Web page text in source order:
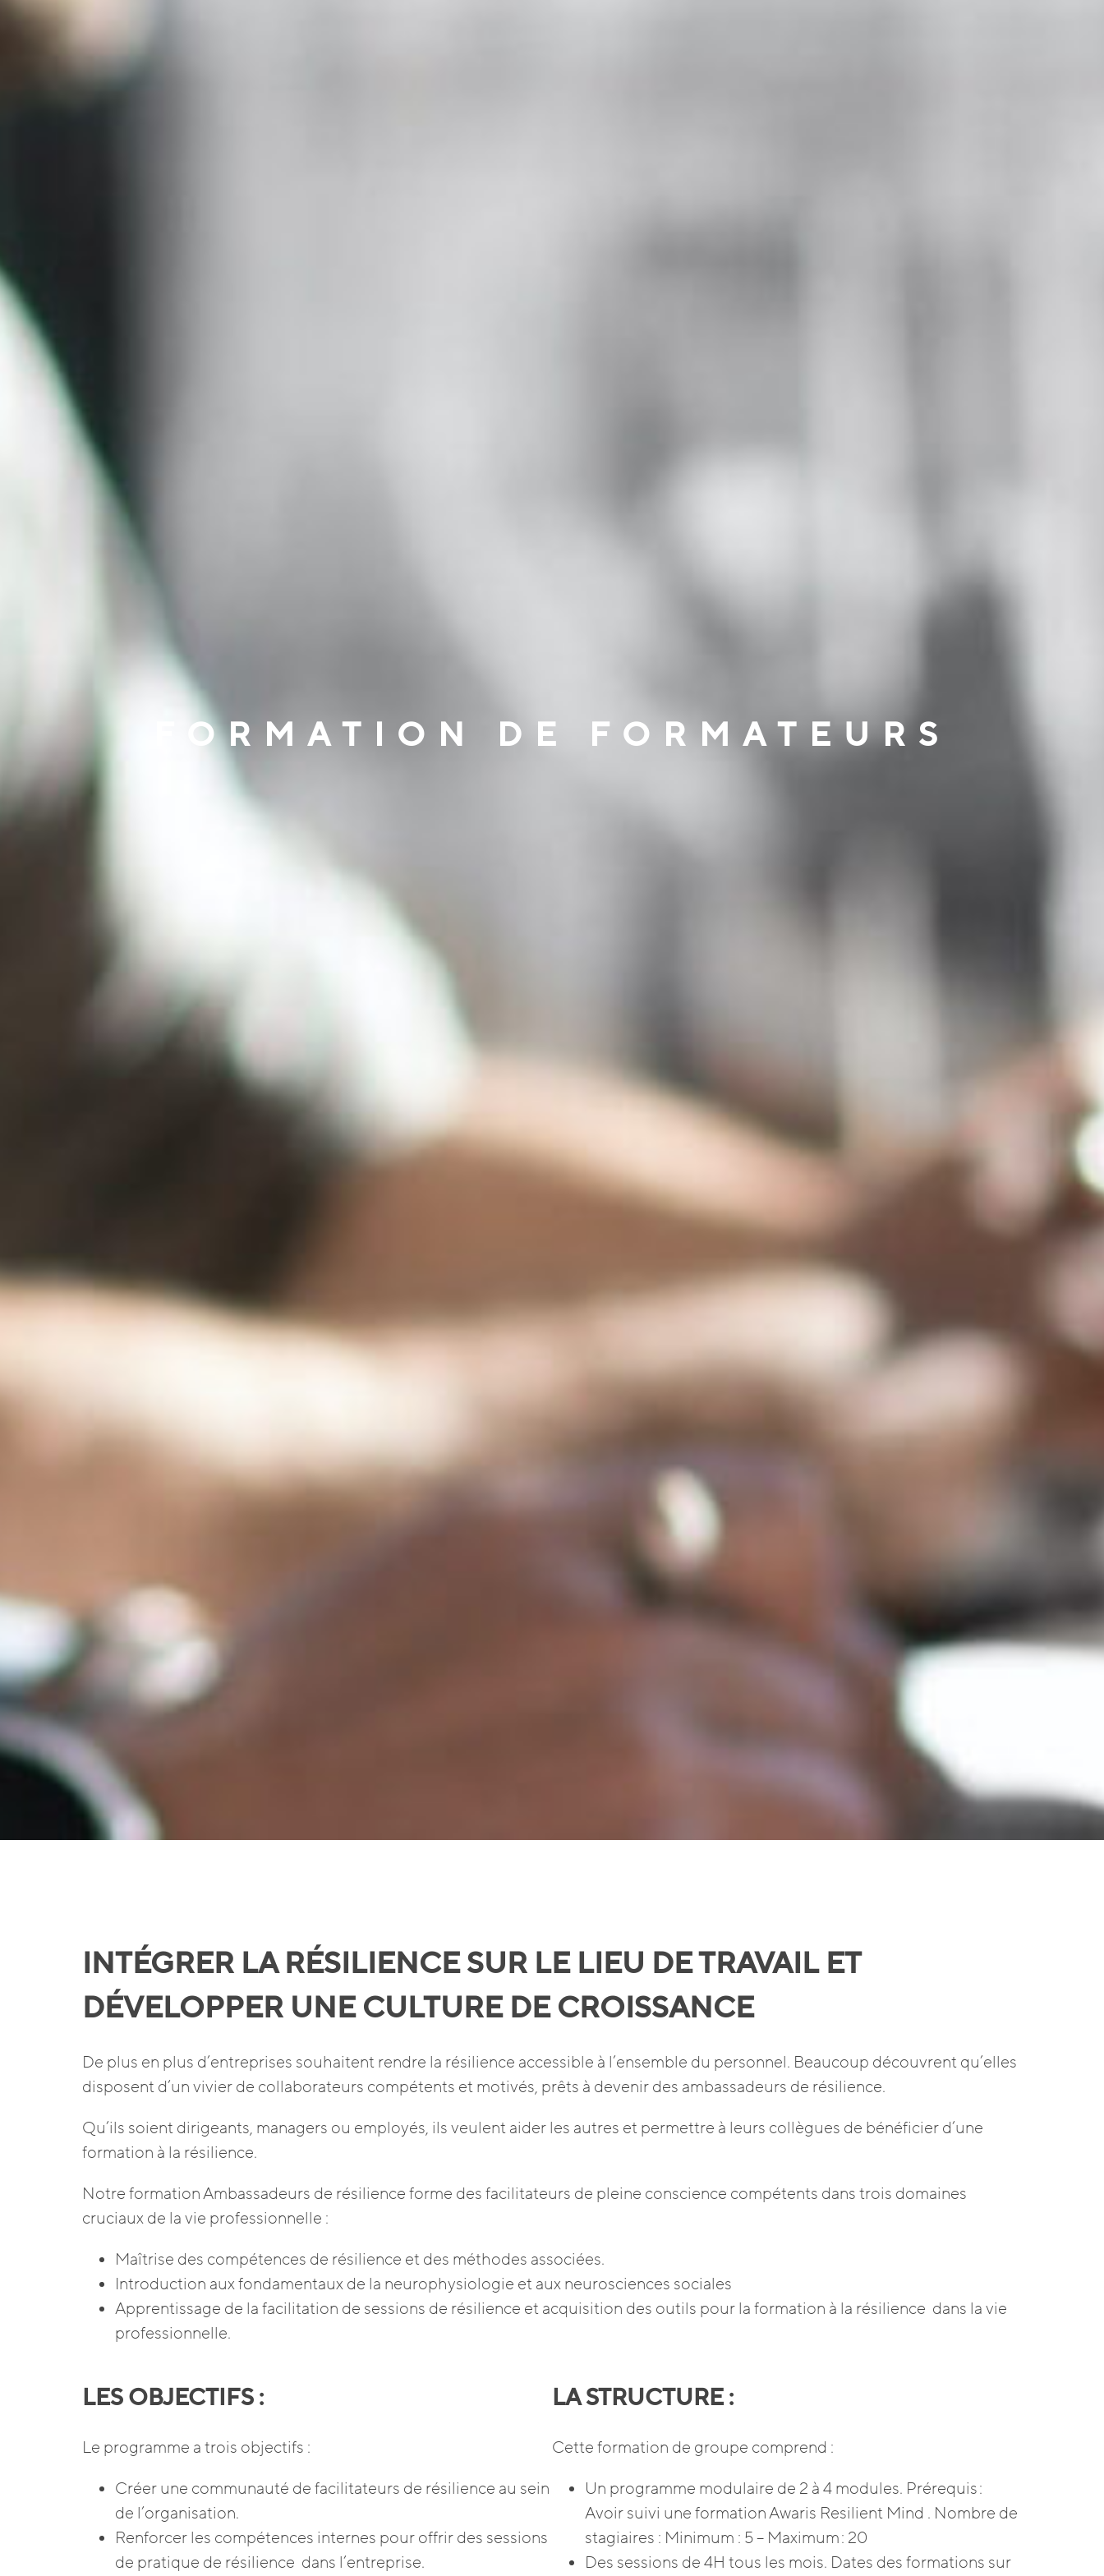
FORMATION DE FORMATEURS
INTÉGRER LA RÉSILIENCE SUR LE LIEU DE TRAVAIL ET
DÉVELOPPER UNE CULTURE DE CROISSANCE
De plus en plus d’entreprises souhaitent rendre la résilience accessible à l’ensemble du personnel. Beaucoup découvrent qu’elles
disposent d’un vivier de collaborateurs compétents et motivés, prêts à devenir des ambassadeurs de résilience.
Qu’ils soient dirigeants, managers ou employés, ils veulent aider les autres et permettre à leurs collègues de bénéficier d’une
formation à la résilience.
Notre formation Ambassadeurs de résilience forme des facilitateurs de pleine conscience compétents dans trois domaines
cruciaux de la vie professionnelle :
Maîtrise des compétences de résilience et des méthodes associées.
Introduction aux fondamentaux de la neurophysiologie et aux neurosciences sociales
Apprentissage de la facilitation de sessions de résilience et acquisition des outils pour la formation à la résilience dans la vie
professionnelle.
LES OBJECTIFS :
Le programme a trois objectifs :
Créer une communauté de facilitateurs de résilience au sein
de l’organisation.
Renforcer les compétences internes pour offrir des sessions
de pratique de résilience dans l’entreprise.
LA STRUCTURE :
Cette formation de groupe comprend :
Un programme modulaire de 2 à 4 modules. Prérequis :
Avoir suivi une formation Awaris Resilient Mind . Nombre de
stagiaires : Minimum : 5 – Maximum : 20
Des sessions de 4H tous les mois. Dates des formations sur